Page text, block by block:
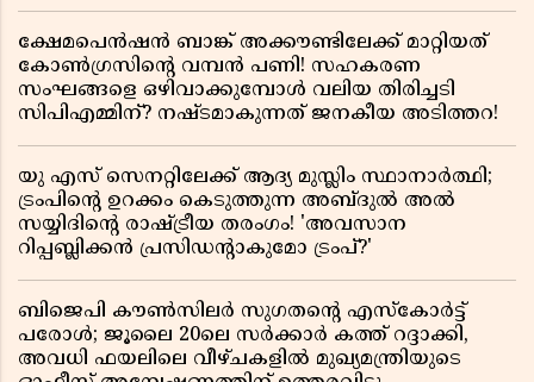
ക്ഷേമപെൻഷൻ ബാങ്ക് അക്കൗണ്ടിലേക്ക് മാറ്റിയത്
കോൺഗ്രസിന്റെ വമ്പൻ പണി! സഹകരണ
സംഘങ്ങളെ ഒഴിവാക്കുമ്പോൾ വലിയ തിരിച്ചടി
സിപിഎമ്മിന്? നഷ്ടമാകുന്നത് ജനകീയ അടിത്തറ!
യു എസ് സെനറ്റിലേക്ക് ആദ്യ മുസ്ലിം സ്ഥാനാർത്ഥി;
ട്രംപിന്റെ ഉറക്കം കെടുത്തുന്ന അബ്ദുൽ അൽ
സയ്യിദിന്റെ രാഷ്ട്രീയ തരംഗം! 'അവസാന
റിപ്പബ്ലിക്കൻ പ്രസിഡന്റാകുമോ ട്രംപ്?'
ബിജെപി കൗൺസിലർ സുഗതന്റെ എസ്‌കോർട്ട്
പരോൾ; ജൂലൈ 20ലെ സർക്കാർ കത്ത് റദ്ദാക്കി,
അവധി ഫയലിലെ വീഴ്ചകളിൽ മുഖ്യമന്ത്രിയുടെ